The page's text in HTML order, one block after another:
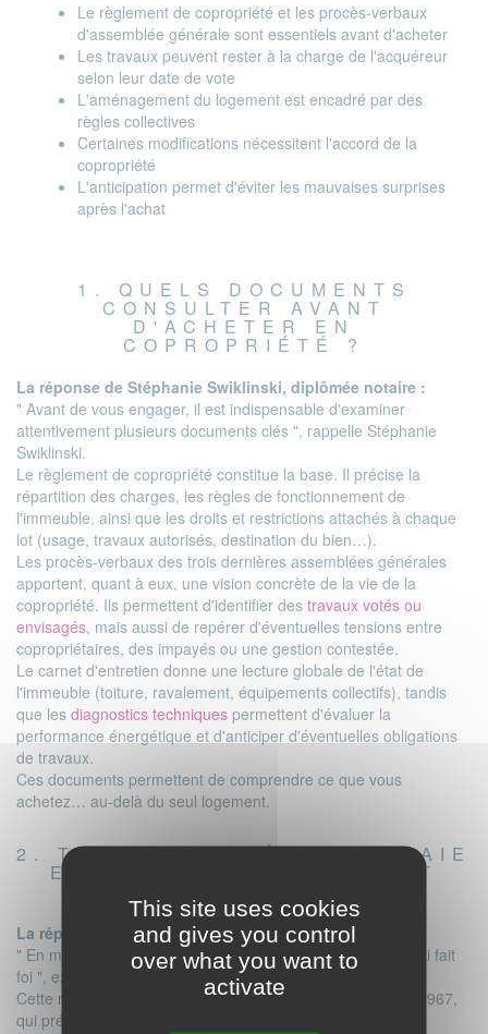
Le règlement de copropriété et les procès-verbaux
d'assemblée générale sont essentiels avant d'acheter
Les travaux peuvent rester à la charge de l'acquéreur
selon leur date de vote
L'aménagement du logement est encadré par des
règles collectives
Certaines modifications nécessitent l'accord de la
copropriété
L'anticipation permet d'éviter les mauvaises surprises
après l'achat
1. QUELS DOCUMENTS
CONSULTER AVANT
D'ACHETER EN
COPROPRIÉTÉ ?
La réponse de Stéphanie Swiklinski, diplômée notaire :
" Avant de vous engager, il est indispensable d'examiner
attentivement plusieurs documents clés ", rappelle Stéphanie
Swiklinski.
Le règlement de copropriété constitue la base. Il précise la
répartition des charges, les règles de fonctionnement de
l'immeuble, ainsi que les droits et restrictions attachés à chaque
lot (usage, travaux autorisés, destination du bien…).
Les procès-verbaux des trois dernières assemblées générales
apportent, quant à eux, une vision concrète de la vie de la
copropriété. Ils permettent d'identifier des travaux votés ou
envisagés, mais aussi de repérer d'éventuelles tensions entre
copropriétaires, des impayés ou une gestion contestée.
Le carnet d'entretien donne une lecture globale de l'état de
l'immeuble (toiture, ravalement, équipements collectifs), tandis
que les diagnostics techniques permettent d'évaluer la
performance énergétique et d'anticiper d'éventuelles obligations
de travaux.
Ces documents permettent de comprendre ce que vous
achetez… au-delà du seul logement.
2. TRAVAUX VOTÉS : QUI PAIE
ENTRE LE COMPROMIS ET
La réponse de Stéphanie Swiklinski :
" En matière de travaux, c'est la date de l'appel de fonds qui fait
foi ", explique la diplômée notaire.
Cette règle est fixée par l'article 6-2 du décret du 17 mars 1967,
qui prévoit que les appels de fonds sont à régler par le
This site uses cookies
and gives you control
over what you want to
activate